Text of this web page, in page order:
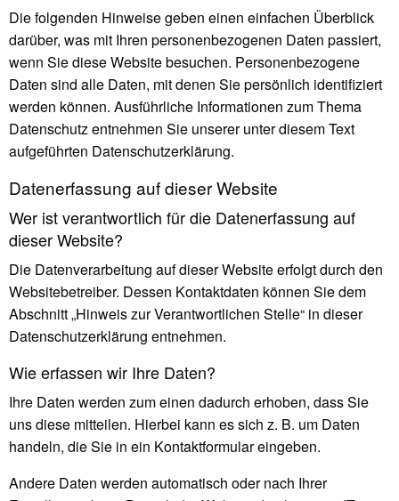
Die folgenden Hinweise geben einen einfachen Überblick
darüber, was mit Ihren personenbezogenen Daten passiert,
wenn Sie diese Website besuchen. Personenbezogene
Daten sind alle Daten, mit denen Sie persönlich identifiziert
werden können. Ausführliche Informationen zum Thema
Datenschutz entnehmen Sie unserer unter diesem Text
aufgeführten Datenschutzerklärung.
Datenerfassung auf dieser Website
Wer ist verantwortlich für die Datenerfassung auf
dieser Website?
Die Datenverarbeitung auf dieser Website erfolgt durch den
Websitebetreiber. Dessen Kontaktdaten können Sie dem
Abschnitt „Hinweis zur Verantwortlichen Stelle“ in dieser
Datenschutzerklärung entnehmen.
Wie erfassen wir Ihre Daten?
Ihre Daten werden zum einen dadurch erhoben, dass Sie
uns diese mitteilen. Hierbei kann es sich z. B. um Daten
handeln, die Sie in ein Kontaktformular eingeben.
Andere Daten werden automatisch oder nach Ihrer